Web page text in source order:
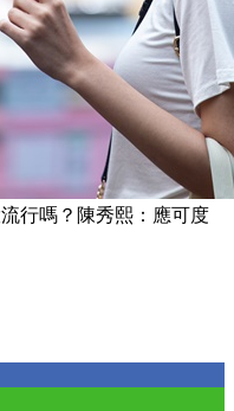
行嗎？陳秀熙：應可度